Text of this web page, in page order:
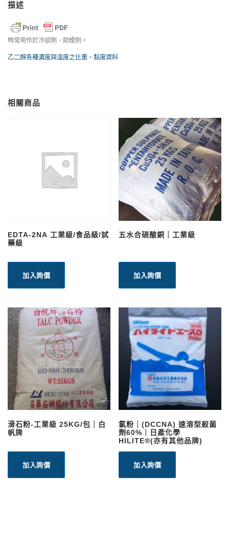
描述
時常用作於冷卻劑、助煙劑。
乙二醇各種濃度與溫度之比重、黏度資料
相關商品
EDTA-2NA 工業級/食品級/試
藥級
加入詢價
五水合硫酸銅｜工業級
加入詢價
滑石粉-工業級 25KG/包｜白
帆牌
加入詢價
氯粉｜(DCCNA) 速溶型殺菌
劑60%｜日產化學
HILITE®(亦有其他品牌)
加入詢價